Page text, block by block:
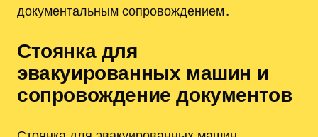
документальным сопровождением․
Стоянка для
эвакуированных машин и
сопровождение документов